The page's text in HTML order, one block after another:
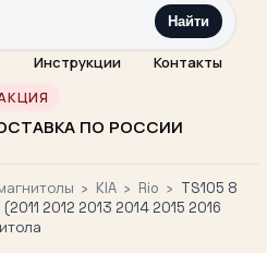
Найти
Инструкции Контакты
ПО РОССИИ
› KIA › Rio › TS105 8
2012 2013 2014 2015 2016